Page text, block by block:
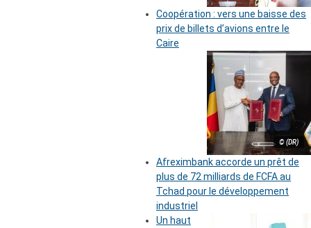
Coopération : vers une baisse des
prix de billets d’avions entre le
Caire
© (DR)
Afreximbank accorde un prêt de
plus de 72 milliards de FCFA au
Tchad pour le développement
industriel
Un haut